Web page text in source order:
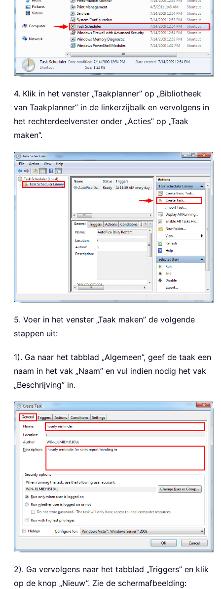
4. Klik in het venster „Taakplanner” op „Bibliotheek
van Taakplanner” in de linkerzijbalk en vervolgens in
het rechterdeelvenster onder „Acties” op „Taak
maken”.
5. Voer in het venster „Taak maken” de volgende
stappen uit:
1). Ga naar het tabblad „Algemeen”, geef de taak een
naam in het vak „Naam” en vul indien nodig het vak
„Beschrijving” in.
2). Ga vervolgens naar het tabblad „Triggers” en klik
op de knop „Nieuw”. Zie de schermafbeelding: